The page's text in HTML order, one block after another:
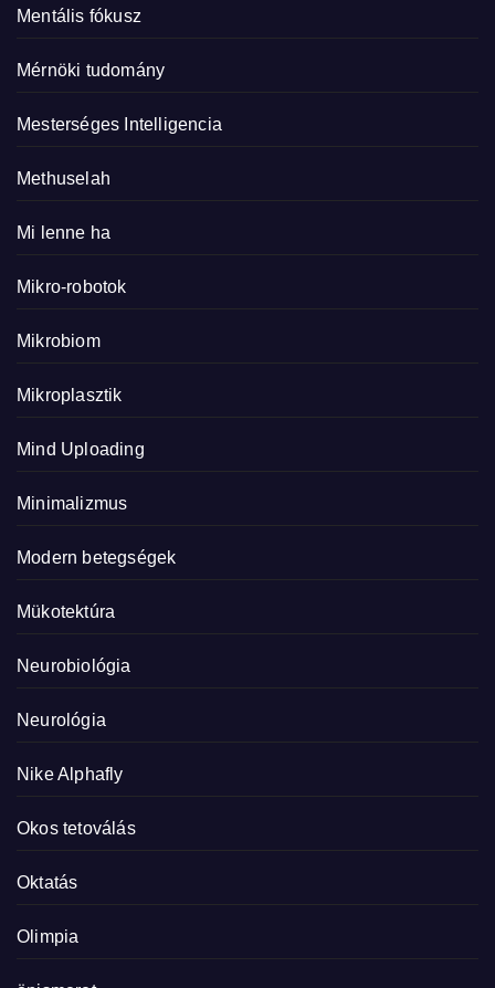
Mentális fókusz
Mérnöki tudomány
Mesterséges Intelligencia
Methuselah
Mi lenne ha
Mikro-robotok
Mikrobiom
Mikroplasztik
Mind Uploading
Minimalizmus
Modern betegségek
Mükotektúra
Neurobiológia
Neurológia
Nike Alphafly
Okos tetoválás
Oktatás
Olimpia